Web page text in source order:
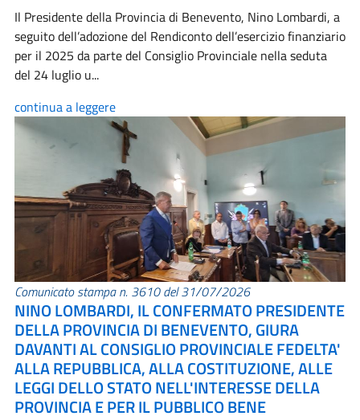
Il Presidente della Provincia di Benevento, Nino Lombardi, a
seguito dell’adozione del Rendiconto dell’esercizio finanziario
per il 2025 da parte del Consiglio Provinciale nella seduta
del 24 luglio u...
continua a leggere
Comunicato stampa n. 3610 del 31/07/2026
NINO LOMBARDI, IL CONFERMATO PRESIDENTE
DELLA PROVINCIA DI BENEVENTO, GIURA
DAVANTI AL CONSIGLIO PROVINCIALE FEDELTA'
ALLA REPUBBLICA, ALLA COSTITUZIONE, ALLE
LEGGI DELLO STATO NELL'INTERESSE DELLA
PROVINCIA E PER IL PUBBLICO BENE